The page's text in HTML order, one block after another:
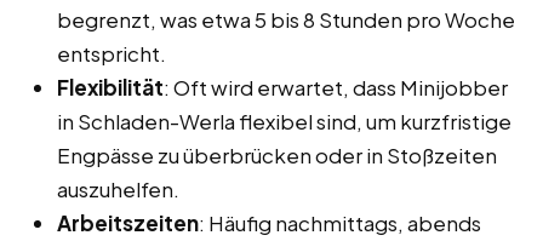
begrenzt, was etwa 5 bis 8 Stunden pro Woche
entspricht.
Flexibilität: Oft wird erwartet, dass Minijobber
in Schladen-Werla flexibel sind, um kurzfristige
Engpässe zu überbrücken oder in Stoßzeiten
auszuhelfen.
Arbeitszeiten: Häufig nachmittags, abends